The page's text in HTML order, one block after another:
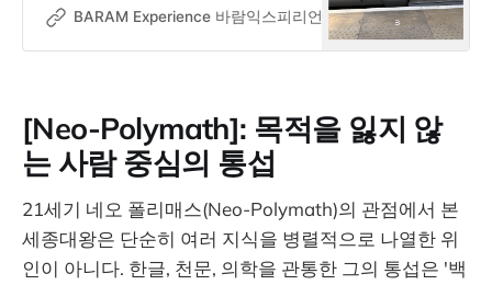
여권보다 먼저 허리를 시험한 짐 검사
BARAM Experience 바람익스피리언스 Dr. Jooseok Oh
[Neo-Polymath]: 목적을 잃지 않
는 사람 중심의 통섭
21세기 네오 폴리매스(Neo-Polymath)의 관점에서 본
세종대왕은 단순히 여러 지식을 병렬적으로 나열한 위
인이 아니다. 한글, 천문, 의학을 관통한 그의 통섭은 '백